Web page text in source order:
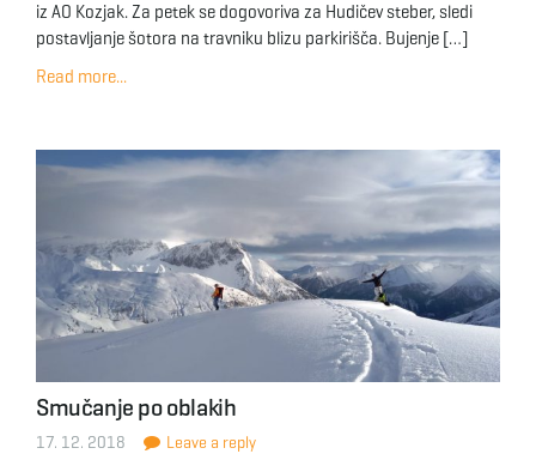
iz AO Kozjak. Za petek se dogovoriva za Hudičev steber, sledi
postavljanje šotora na travniku blizu parkirišča. Bujenje […]
Read more...
Smučanje po oblakih
17. 12. 2018 Leave a reply